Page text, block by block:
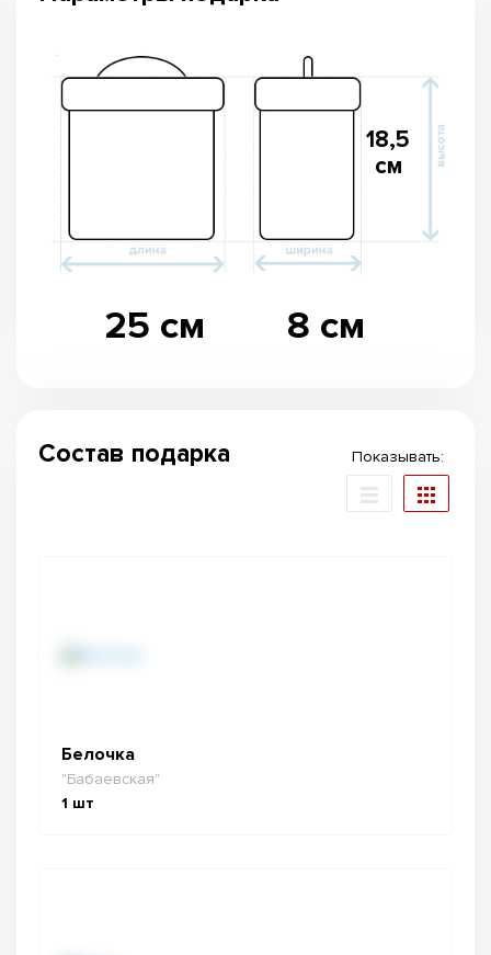
25 см 8 см
18,5
см
Состав подарка Показывать:
Белочка
"Бабаевская"
1 шт